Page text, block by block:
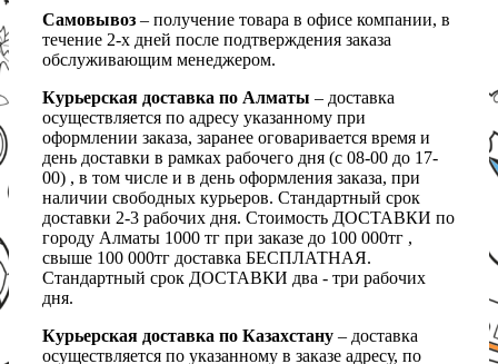
Самовывоз – получение товара в офисе компании, в
течение 2-х дней после подтверждения заказа
обслуживающим менеджером.
Курьерская доставка по Алматы – доставка
осуществляется по адресу указанному при
оформлении заказа, заранее оговаривается время и
день доставки в рамках рабочего дня (с 08-00 до 17-
00) , в том числе и в день оформления заказа, при
наличии свободных курьеров. Стандартный срок
доставки 2-3 рабочих дня. Стоимость ДОСТАВКИ по
городу Алматы 1000 тг при заказе до 100 000тг ,
свыше 100 000тг доставка БЕСПЛАТНАЯ.
Стандартный срок ДОСТАВКИ два - три рабочих
дня.
Курьерская доставка по Казахстану – доставка
осуществляется по указанному в заказе адресу, по